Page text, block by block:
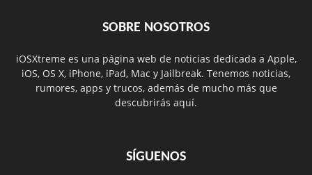
SOBRE NOSOTROS
iOSXtreme es una página web de noticias dedicada a Apple,
iOS, OS X, iPhone, iPad, Mac y Jailbreak. Tenemos noticias,
rumores, apps y trucos, además de mucho más que
descubrirás aquí.
SÍGUENOS